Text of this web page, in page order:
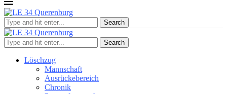
Search
Search
Löschzug
Mannschaft
Ausrückebereich
Chronik